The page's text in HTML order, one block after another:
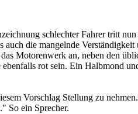
schlechter Fahrer tritt
auch die mangelnde
Motorenwerk an, neben den
rot sein. Ein Halbmond
Vorschlag Stellung zu
So ein Sprecher.